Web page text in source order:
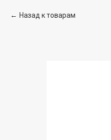
Назад к товарам